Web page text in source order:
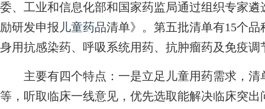
委、工业和信息化部和国家药监局通过组织专家
励研发申报 儿童药品清单》。第五批清单有15个
身用抗感染药、呼吸系统用药、抗肿瘤药及免疫调
主要有四个特点：一是立足儿童用药需求，清
等，听取临床一线意见，优先选取能解决临床突